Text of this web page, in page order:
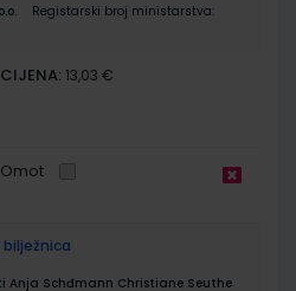
Registarski broj ministarstva:
CIJENA: 13,03 €
Omot
bilježnica
Anja Schđmann Christiane Seuthe